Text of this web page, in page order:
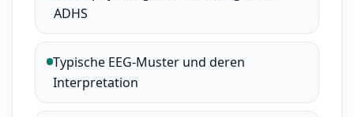
ADHS
Typische EEG-Muster und deren
Interpretation